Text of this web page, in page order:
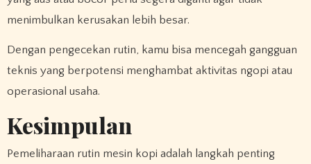
menimbulkan kerusakan lebih besar.
Dengan pengecekan rutin, kamu bisa mencegah gangguan
teknis yang berpotensi menghambat aktivitas ngopi atau
operasional usaha.
Kesimpulan
Pemeliharaan rutin mesin kopi adalah langkah penting